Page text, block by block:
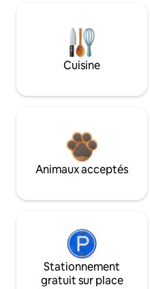
Cuisine
Animaux acceptés
Stationnement
gratuit sur place